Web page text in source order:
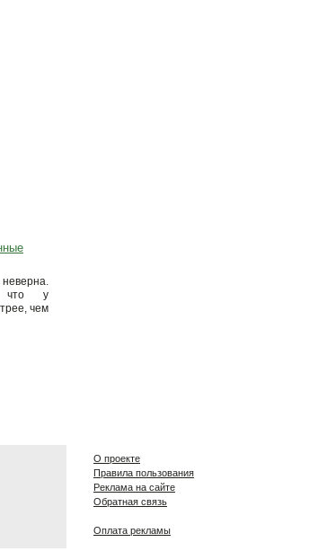
что у
чем
О проекте
Правила пользования
Реклама на сайте
Обратная связь
Оплата рекламы